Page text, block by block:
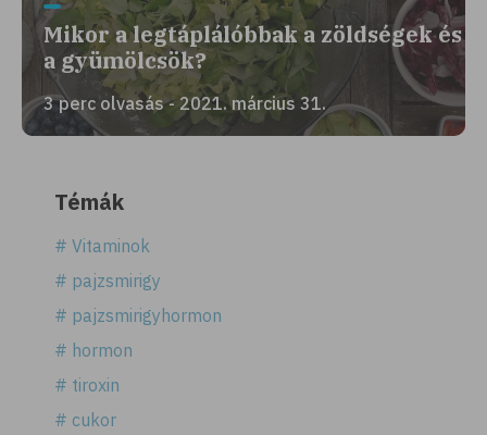
Mikor a legtáplálóbbak a zöldségek és
a gyümölcsök?
3 perc olvasás - 2021. március 31.
Témák
# Vitaminok
# pajzsmirigy
# pajzsmirigyhormon
# hormon
# tiroxin
# cukor